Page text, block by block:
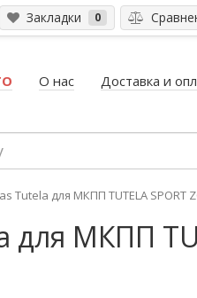
Закладки 0
О нас Доставка и
Tutela для МКПП TUTELA SPORT
МКПП